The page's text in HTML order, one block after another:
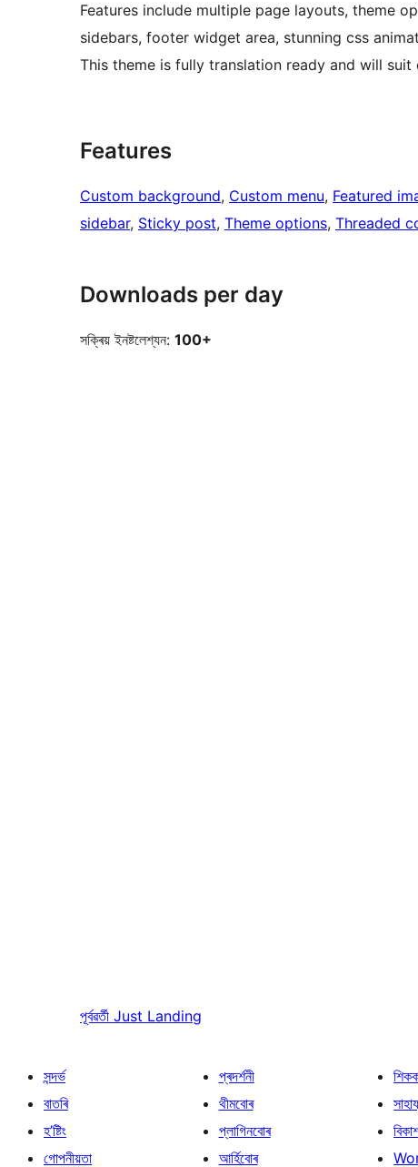
Features include multiple page layouts, theme
sidebars, footer widget area, stunning css
This theme is fully translation ready and will
Features
Custom background, Custom menu, Featured
sidebar, Sticky post, Theme options, Threaded
Downloads per day
সক্ৰিয় ইনষ্টলেশ্যন: 100+
পূৰ্বৱৰ্তী Just Landing
সন্দৰ্ভ
বাতৰি
হ’ষ্টিং
গোপনীয়তা
প্ৰদৰ্শনী
থীমবোৰ
প্লাগিনবোৰ
আৰ্হিবোৰ